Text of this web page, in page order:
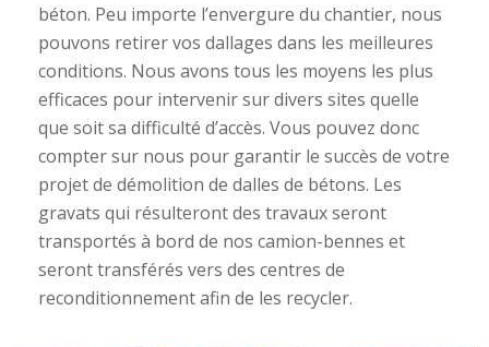
béton. Peu importe l’envergure du chantier, nous
pouvons retirer vos dallages dans les meilleures
conditions. Nous avons tous les moyens les plus
efficaces pour intervenir sur divers sites quelle
que soit sa difficulté d’accès. Vous pouvez donc
compter sur nous pour garantir le succès de votre
projet de démolition de dalles de bétons. Les
gravats qui résulteront des travaux seront
transportés à bord de nos camion-bennes et
seront transférés vers des centres de
reconditionnement afin de les recycler.